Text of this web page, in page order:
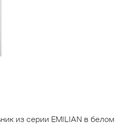
из серии EMILIAN в белом